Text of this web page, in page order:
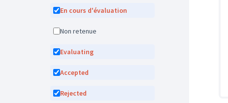
En cours d'évaluation
Non retenue
Evaluating
Accepted
Rejected